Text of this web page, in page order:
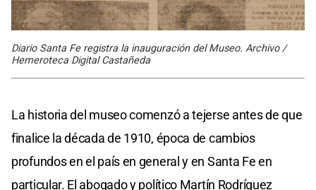
Diario Santa Fe registra la inauguración del Museo. Archivo /
Hemeroteca Digital Castañeda
La historia del museo comenzó a tejerse antes de que
finalice la década de 1910, época de cambios
profundos en el país en general y en Santa Fe en
particular. El abogado y político Martín Rodríguez